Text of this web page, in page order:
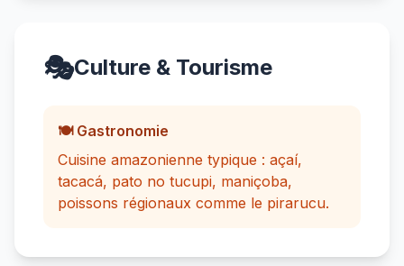
🎭Culture & Tourisme
🍽️ Gastronomie
Cuisine amazonienne typique : açaí,
tacacá, pato no tucupi, maniçoba,
poissons régionaux comme le pirarucu.